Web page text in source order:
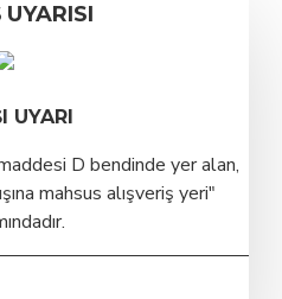
UYARISI
UYARI
D bendinde yer alan,
mahsus alışveriş yeri"